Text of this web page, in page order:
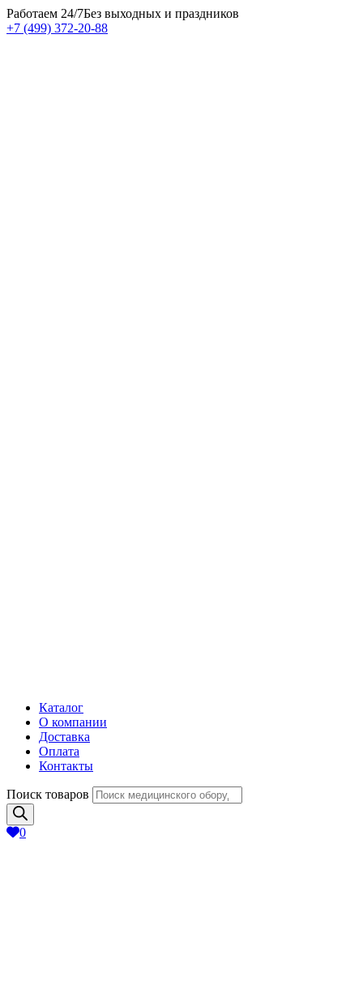
Работаем 24/7Без выходных и праздников
+7 (499) 372-20-88
Каталог
О компании
Доставка
Оплата
Контакты
Поиск товаров
0